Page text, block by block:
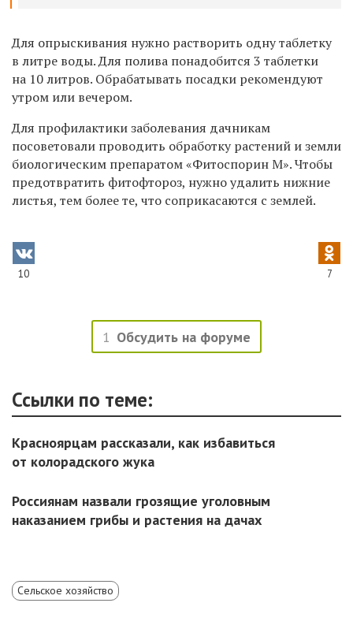
Для опрыскивания нужно растворить одну таблетку
в литре воды. Для полива понадобится 3 таблетки
на 10 литров. Обрабатывать посадки рекомендуют
утром или вечером.
Для профилактики заболевания дачникам
посоветовали проводить обработку растений и земли
биологическим препаратом «Фитоспорин М». Чтобы
предотвратить фитофтороз, нужно удалить нижние
листья, тем более те, что соприкасаются с землей.
10 7
1 Обсудить на форуме
Ссылки по теме:
Красноярцам рассказали, как избавиться
от колорадского жука
Россиянам назвали грозящие уголовным
наказанием грибы и растения на дачах
Сельское хозяйство